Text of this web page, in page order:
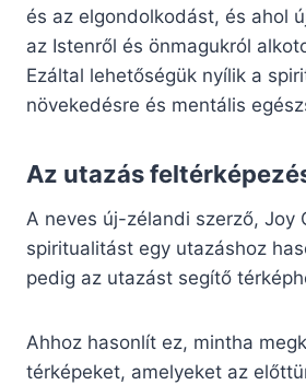
és az elgondolkodást, és ahol
az Istenről és önmagukról
Ezáltal lehetőségük nyílik a
növekedésre és mentális
Az utazás
A neves új-zélandi szerző, Joy
spiritualitást egy utazáshoz
pedig az utazást segítő
Ahhoz hasonlít ez, mintha
térképeket, amelyeket az